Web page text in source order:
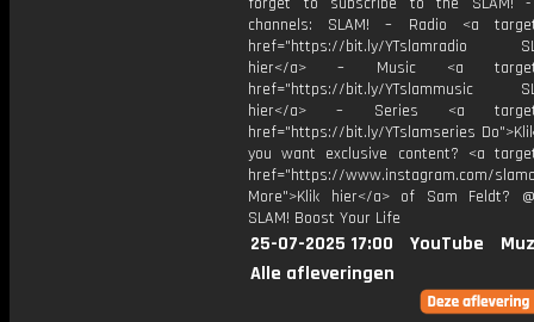
channels: SLAM! – Radio <a
href="https://bit.ly/YTslamradio
hier</a> – Music <a
href="https://bit.ly/YTslammusic
hier</a> – Series <a
href="https://bit.ly/YTslamseries
you want exclusive content? <a
href="https://www.instagram.com/
More">Klik hier</a> of Sam Feldt?
SLAM! Boost Your Life
25-07-2025 17:00 YouTube
Alle afleveringen